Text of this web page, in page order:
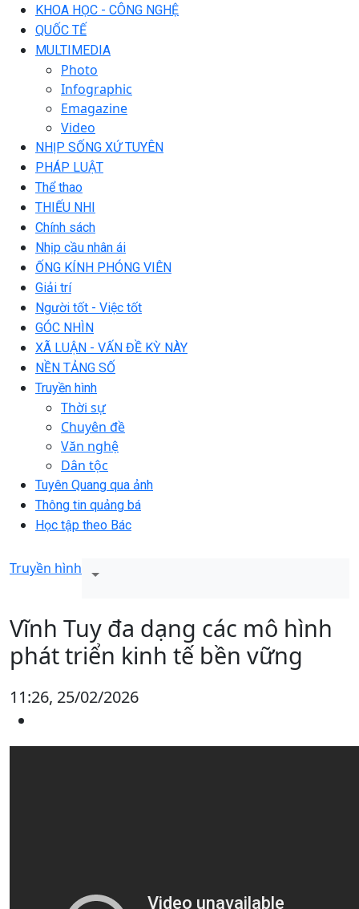
KHOA HỌC - CÔNG NGHỆ
QUỐC TẾ
MULTIMEDIA
Photo
Infographic
Emagazine
Video
NHỊP SỐNG XỨ TUYÊN
PHÁP LUẬT
Thể thao
THIẾU NHI
Chính sách
Nhịp cầu nhân ái
ỐNG KÍNH PHÓNG VIÊN
Giải trí
Người tốt - Việc tốt
GÓC NHÌN
XÃ LUẬN - VẤN ĐỀ KỲ NÀY
NỀN TẢNG SỐ
Truyền hình
Thời sự
Chuyên đề
Văn nghệ
Dân tộc
Tuyên Quang qua ảnh
Thông tin quảng bá
Học tập theo Bác
Truyền hình
Vĩnh Tuy đa dạng các mô hình
phát triển kinh tế bền vững
11:26, 25/02/2026